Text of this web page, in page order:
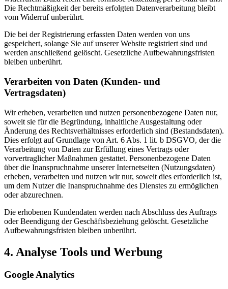
Die Rechtmäßigkeit der bereits erfolgten Datenverarbeitung bleibt
vom Widerruf unberührt.
Die bei der Registrierung erfassten Daten werden von uns
gespeichert, solange Sie auf unserer Website registriert sind und
werden anschließend gelöscht. Gesetzliche Aufbewahrungsfristen
bleiben unberührt.
Verarbeiten von Daten (Kunden- und
Vertragsdaten)
Wir erheben, verarbeiten und nutzen personenbezogene Daten nur,
soweit sie für die Begründung, inhaltliche Ausgestaltung oder
Änderung des Rechtsverhältnisses erforderlich sind (Bestandsdaten).
Dies erfolgt auf Grundlage von Art. 6 Abs. 1 lit. b DSGVO, der die
Verarbeitung von Daten zur Erfüllung eines Vertrags oder
vorvertraglicher Maßnahmen gestattet. Personenbezogene Daten
über die Inanspruchnahme unserer Internetseiten (Nutzungsdaten)
erheben, verarbeiten und nutzen wir nur, soweit dies erforderlich ist,
um dem Nutzer die Inanspruchnahme des Dienstes zu ermöglichen
oder abzurechnen.
Die erhobenen Kundendaten werden nach Abschluss des Auftrags
oder Beendigung der Geschäftsbeziehung gelöscht. Gesetzliche
Aufbewahrungsfristen bleiben unberührt.
4. Analyse Tools und Werbung
Google Analytics